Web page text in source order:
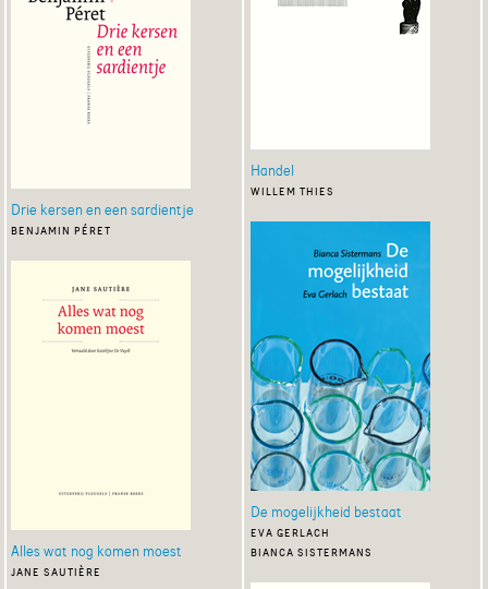
Drie kersen en een sardientje
benjamin péret
Alles wat nog komen moest
jane sautière
Handel
willem thies
De mogelijkheid bestaat
eva gerlach
bianca sistermans